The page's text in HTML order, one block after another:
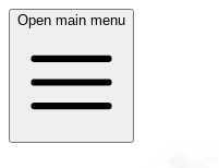
Open main menu